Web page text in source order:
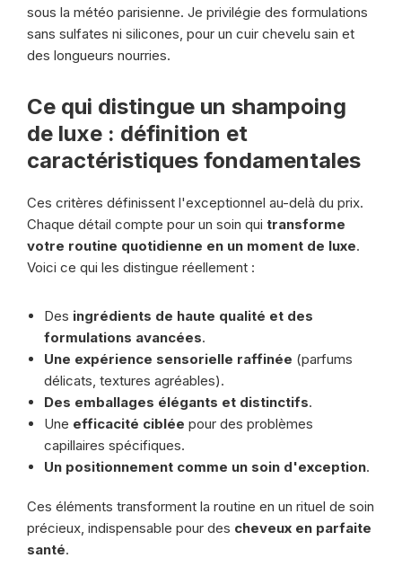
sous la météo parisienne. Je privilégie des formulations
sans sulfates ni silicones, pour un cuir chevelu sain et
des longueurs nourries.
Ce qui distingue un shampoing
de luxe : définition et
caractéristiques fondamentales
Ces critères définissent l'exceptionnel au-delà du prix.
Chaque détail compte pour un soin qui transforme
votre routine quotidienne en un moment de luxe.
Voici ce qui les distingue réellement :
Des ingrédients de haute qualité et des
formulations avancées.
Une expérience sensorielle raffinée (parfums
délicats, textures agréables).
Des emballages élégants et distinctifs.
Une efficacité ciblée pour des problèmes
capillaires spécifiques.
Un positionnement comme un soin d'exception.
Ces éléments transforment la routine en un rituel de soin
précieux, indispensable pour des cheveux en parfaite
santé.